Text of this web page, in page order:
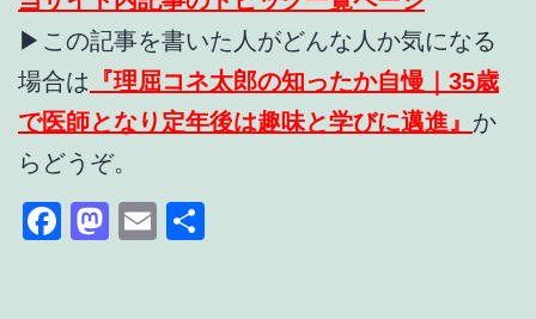
▶ この記事を書いた人がどんな人か気になる
場合は 『理屈コネ太郎の知ったか自慢｜35歳
で医師となり定年後は趣味と学びに邁進』 か
らどうぞ。
Facebook
Mastodon
Email